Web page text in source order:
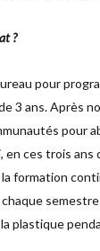
?
pour
3 ans. Après
pour
ces trois ans
formation
plastique